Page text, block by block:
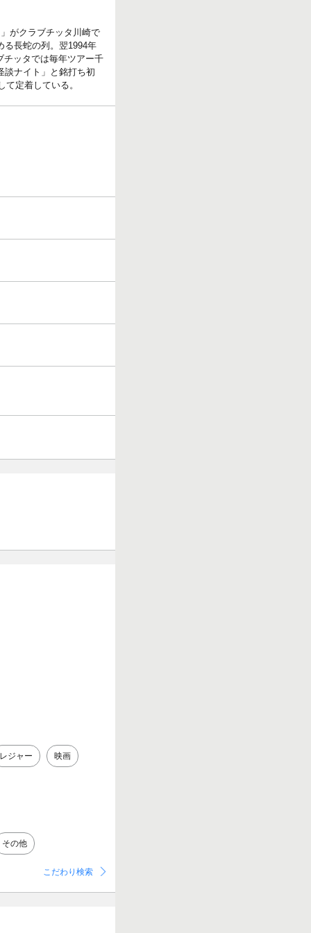
がクラブチッタ川崎で
る長蛇の列。翌1994年
チッタでは毎年ツアー千
談ナイト」と銘打ち初
定着している。
レジャー 映画
その他
こだわり検索